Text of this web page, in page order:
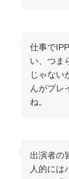
仕事で
い、つま
じゃない
んがプレ
ね。
出演者の
人的には